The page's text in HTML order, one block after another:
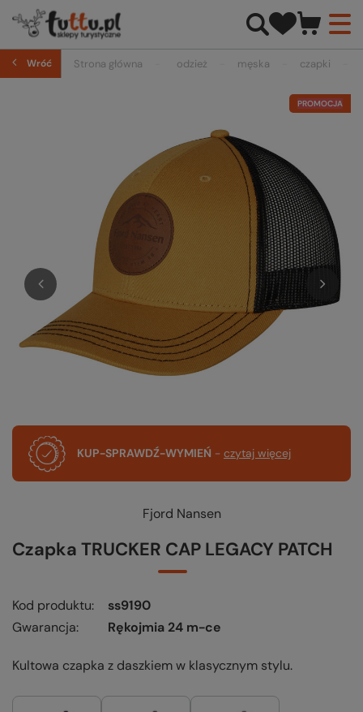
Wróć Strona główna odzież męska czapki
PROMOCJA
KUP-SPRAWDŹ-WYMIEŃ - czytaj więcej
Fjord Nansen
Czapka TRUCKER CAP LEGACY PATCH
Kod produktu
ss9190
Gwarancja
Rękojmia 24 m-ce
Kultowa czapka z daszkiem w klasycznym stylu.